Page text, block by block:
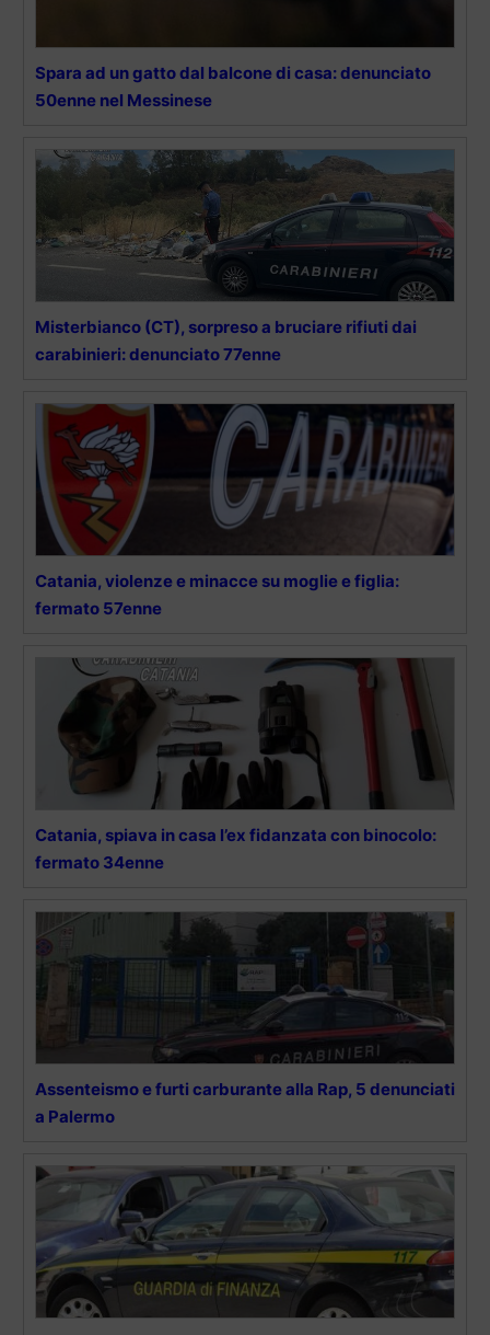
Spara ad un gatto dal balcone di casa: denunciato
50enne nel Messinese
Misterbianco (CT), sorpreso a bruciare rifiuti dai
carabinieri: denunciato 77enne
Catania, violenze e minacce su moglie e figlia:
fermato 57enne
Catania, spiava in casa l’ex fidanzata con binocolo:
fermato 34enne
Assenteismo e furti carburante alla Rap, 5 denunciati
a Palermo